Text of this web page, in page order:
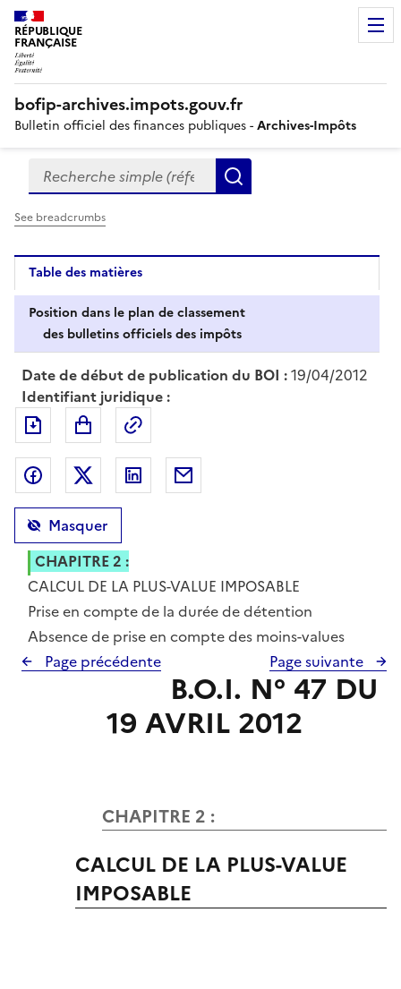
RÉPUBLIQUE
FRANÇAISE
bofip-archives.impots.gouv.fr
Bulletin officiel des finances publiques -Archives-Impôts
Formulaire
de
recherche
Recherche simple (références, mots clés, partie du
See breadcrumbs
Table des matières
Position dans le plan de classement
des bulletins officiels des impôts
Date de début de publication du BOI :19/04/2012
Identifiant juridique :
Exporter le document au format pdf
Partager sur Facebook
Partager sur Twitter
Partager sur LinkedIn
Masquer
CHAPITRE 2 :
CALCUL DE LA PLUS-VALUE IMPOSABLE
Section 1 :
Prise en compte de la durée de détention
Section 2 :
Absence de prise en compte des moins-values
Page précédente
Page suivante
B.O.I. N° 47 DU
19 AVRIL 2012
CHAPITRE 2 :
CALCUL DE LA PLUS-VALUE
IMPOSABLE